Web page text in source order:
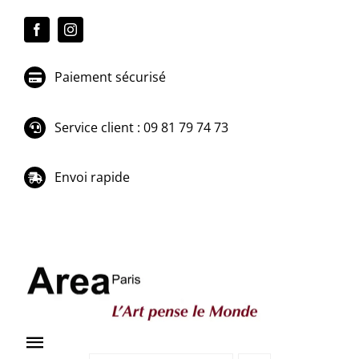
Paiement sécurisé
Service client : 09 81 79 74 73
Envoi rapide